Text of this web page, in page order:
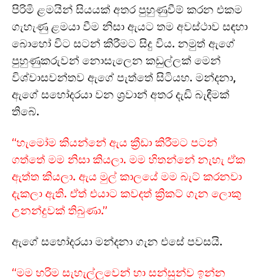
පිරිමි ළමයින් සියයක් අතර පුහුණුවීම් කරන එකම
ගැහැණු ළමයා වීම නිසා ඇයට තම අවස්ථාව සඳහා
බොහෝ විට සටන් කිරීමට සිදු විය. නමුත් ඇගේ
පුහුණුකරුවන් නොසැලෙන කඩුල්ලක් මෙන්
විශ්වාසවන්තව ඇගේ පැත්තේ සිටියහ. මන්දනා,
ඇගේ සහෝදරයා වන ශ්‍රවාන් අතර දැඩි බැඳීමක්
තිබේ.
“හැමෝම කියන්නේ ඇය ක්‍රීඩා කිරීමට පටන්
ගත්තේ මම නිසා කියලා. මම හිතන්නේ නැහැ ඒක
ඇත්ත කියලා. ඇය මුල් කාලයේ මම බැට් කරනවා
දැකලා ඇති. ඒත් එයාට කවදත් ක්‍රිකට් ගැන ලොකු
උනන්දුවක් තිබුණා.”
ඇගේ සහෝදරයා මන්දනා ගැන එසේ පවසයි.
“මම හරිම සැහැල්ලුවෙන් හා සන්සුන්ව ඉන්න